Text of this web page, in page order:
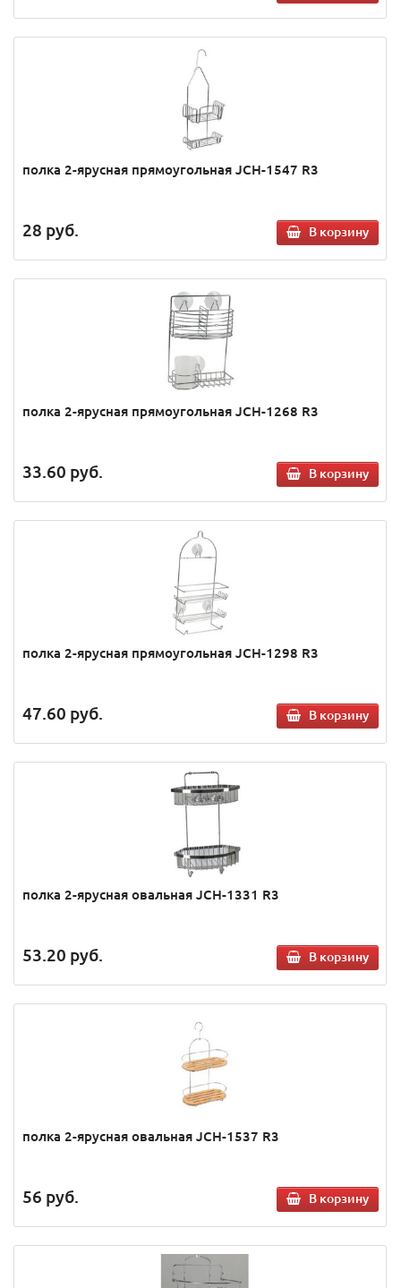
полка 2-ярусная прямоугольная JCH-1547 R3
28 руб. В корзину
полка 2-ярусная прямоугольная JCH-1268 R3
33.60 руб. В корзину
полка 2-ярусная прямоугольная JCH-1298 R3
47.60 руб. В корзину
полка 2-ярусная овальная JCH-1331 R3
53.20 руб. В корзину
полка 2-ярусная овальная JCH-1537 R3
56 руб. В корзину